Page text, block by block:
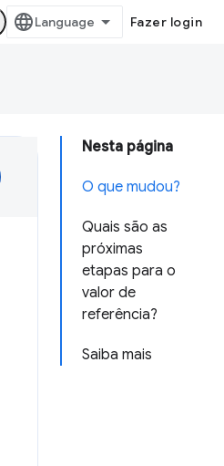
Fazer login
Nesta página
O que mudou?
Quais são as
próximas
etapas para o
valor de
referência?
Saiba mais